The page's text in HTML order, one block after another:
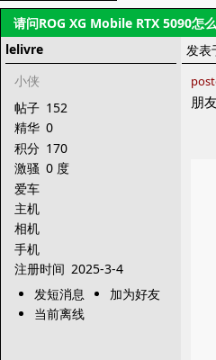
请问ROG XG Mobile RTX 5090怎
lelivre
小侠
帖子 152
精华 0
积分 170
激骚 0 度
爱车
主机
相机
手机
注册时间 2025-3-4
发短消息
加为好友
当前离线
发表
朋